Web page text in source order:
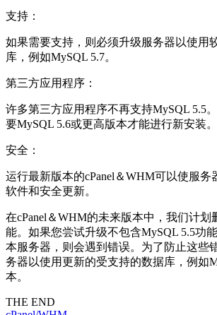
支持：
如果需要支持，则必须升级服务器以使用
库，例如MySQL 5.7。
第三方应用程序：
许多第三方应用程序不再支持MySQL 5.5
要MySQL 5.6或更高版本才能进行新安装。
安全：
运行最新版本的cPanel＆WHM可以使服务
软件和安全更新。
在cPanel＆WHM的未来版本中，我们计划
能。如果您尝试升级不包含MySQL 5.5功
本服务器，则会遇到错误。为了防止这些
务器以使用更新的受支持的数据库，例如
本。
THE END